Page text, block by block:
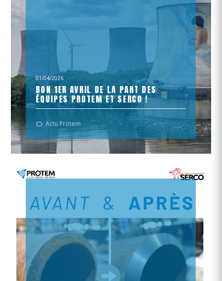
01/04/2026
BON 1ER AVRIL DE LA PART DES
ÉQUIPES PROTEM ET SERCO !
[ Opération de grande envergure en cours ]
Actu Protem